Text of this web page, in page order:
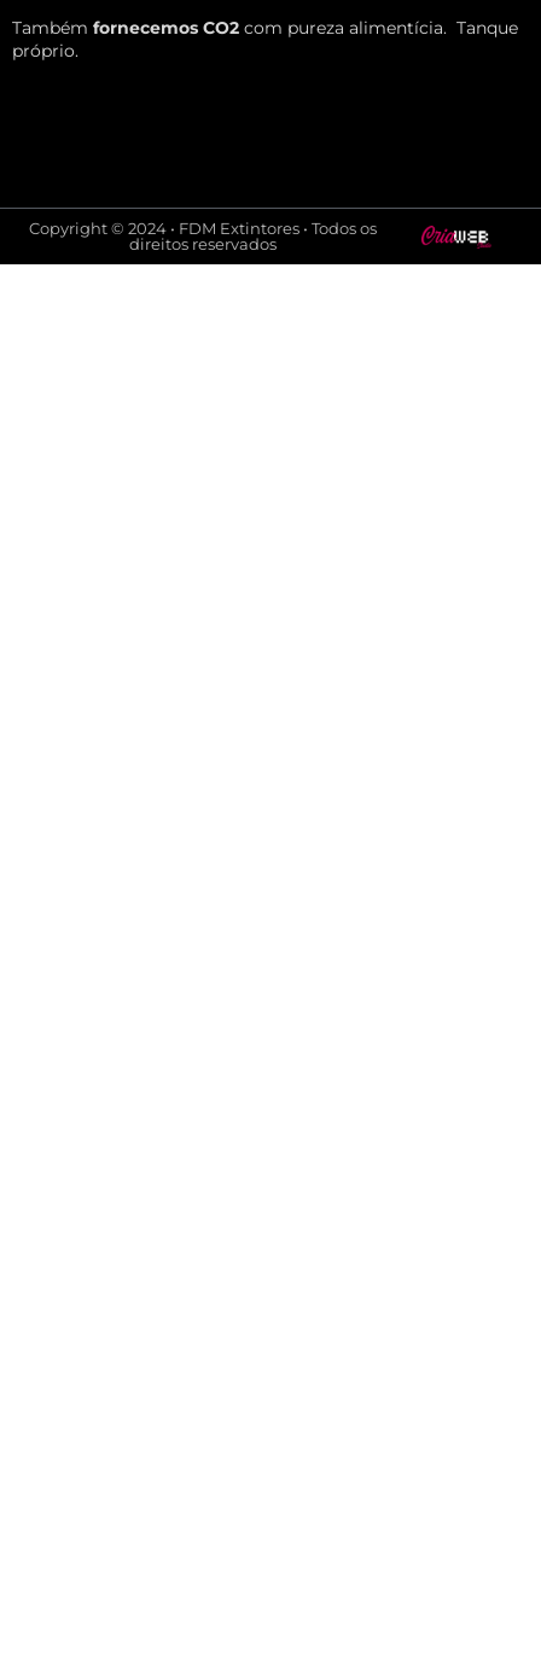
Também fornecemos CO2 com pureza alimentícia. Tanque
próprio.
Copyright © 2024 • FDM Extintores • Todos os
direitos reservados